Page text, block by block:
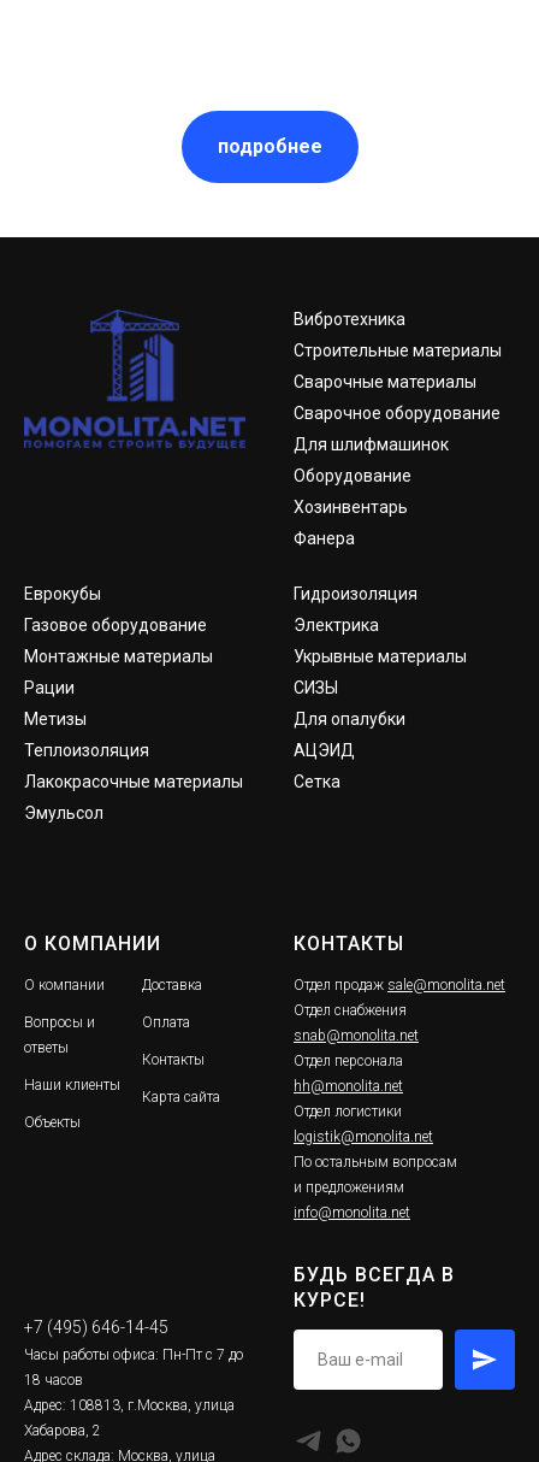
подробнее
Вибротехника
Строительные материалы
Сварочные материалы
Сварочное оборудование
Для шлифмашинок
Оборудование
Хозинвентарь
Фанера
Еврокубы
Газовое оборудование
Монтажные материалы
Рации
Метизы
Теплоизоляция
Лакокрасочные материалы
Эмульсол
Гидроизоляция
Электрика
Укрывные материалы
СИЗЫ
Для опалубки
АЦЭИД
Сетка
О КОМПАНИИ
О компании
Вопросы и
ответы
Наши клиенты
Объекты
Доставка
Оплата
Контакты
Карта сайта
КОНТАКТЫ
Отдел продаж sale@monolita.net
Отдел снабжения
snab@monolita.net
Отдел персонала
hh@monolita.net
Отдел логистики
logistik@monolita.net
По остальным вопросам
и предложениям
info@monolita.net
+7 (495) 646-14-45
Часы работы офиса: Пн-Пт с 7 до
18 часов
Адрес: 108813, г.Москва, улица
Хабарова, 2
Адрес склада: Москва, улица
БУДЬ ВСЕГДА В
КУРСЕ!